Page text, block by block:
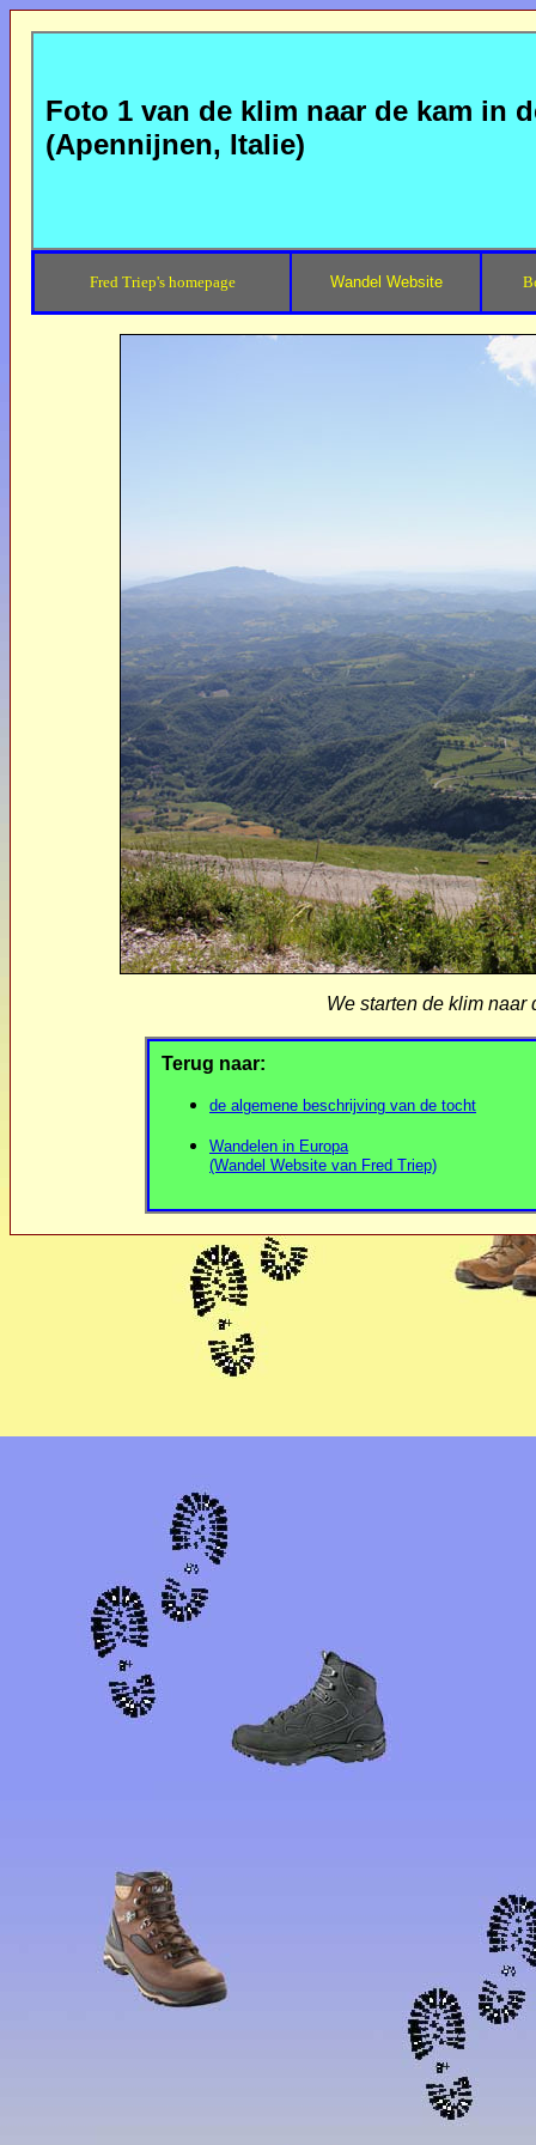
Foto 1 van de klim naar de kam in
(Apennijnen, Italie)
Fred Triep's homepage Wandel Website
We starten de klim
Terug naar:
de algemene beschrijving van de tocht
Wandelen in Europa
(Wandel Website van Fred Triep)